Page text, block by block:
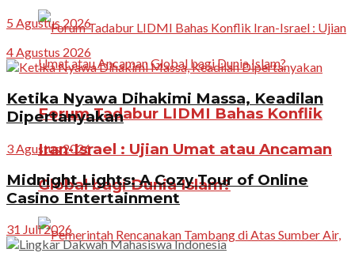
Forum Tadabur LIDMI Bahas Konflik
Iran-Israel : Ujian Umat atau Ancaman
Global bagi Dunia Islam?
5 Agustus 2026
4 Agustus 2026
Ketika Nyawa Dihakimi Massa, Keadilan
Dipertanyakan
3 Agustus 2026
Midnight Lights: A Cozy Tour of Online
Casino Entertainment
31 Juli 2026